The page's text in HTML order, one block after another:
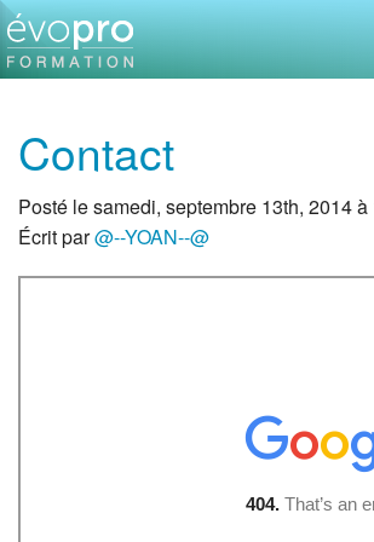
Contact
Posté le samedi, septembre 13th, 2014 à
Écrit par@--YOAN--@